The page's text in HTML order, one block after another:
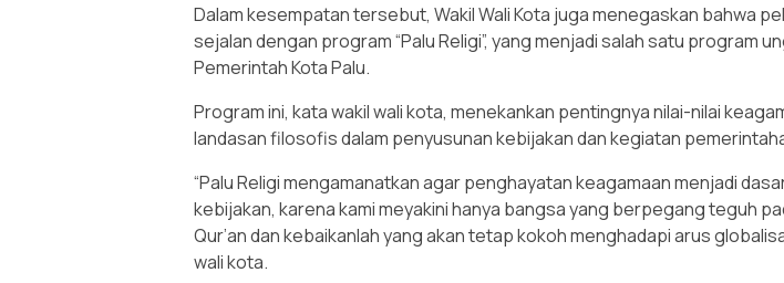
Dalam kesempatan tersebut, Wakil Wali Kota juga menegaskan bahwa
sejalan dengan program “Palu Religi”, yang menjadi salah satu program
Pemerintah Kota Palu.
Program ini, kata wakil wali kota, menekankan pentingnya nilai-nilai
landasan filosofis dalam penyusunan kebijakan dan kegiatan
“Palu Religi mengamanatkan agar penghayatan keagamaan menjadi
kebijakan, karena kami meyakini hanya bangsa yang berpegang teguh
Qur’an dan kebaikanlah yang akan tetap kokoh menghadapi arus
wali kota.